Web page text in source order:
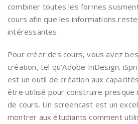
combiner toutes les formes
cours afin que les informations
intéressantes.
Pour créer des cours, vous avez
création, tel qu’Adobe InDesign.
est un outil de création aux
être utilisé pour construire presque
de cours. Un screencast est un
montrer aux étudiants comment